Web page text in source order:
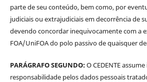
parte de seu conteúdo, bem como, por
judiciais ou extrajudiciais em decorrência de
devendo concordar inequivocamente com a
FOA/UniFOA do polo passivo de quaisquer
PARÁGRAFO SEGUNDO:O CEDENTE
responsabilidade pelos dados pessoais